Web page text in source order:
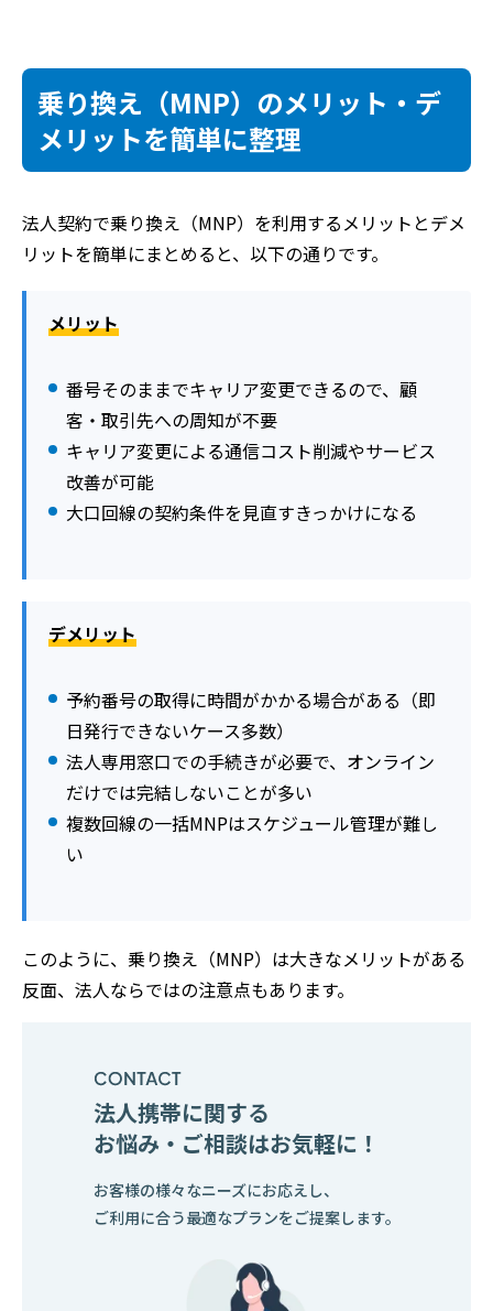
乗り換え（MNP）のメリット・デ
メリットを簡単に整理
法人契約で乗り換え（MNP）を利用するメリットとデメ
リットを簡単にまとめると、以下の通りです。
メリット
番号そのままでキャリア変更できるので、顧
客・取引先への周知が不要
キャリア変更による通信コスト削減やサービス
改善が可能
大口回線の契約条件を見直すきっかけになる
デメリット
予約番号の取得に時間がかかる場合がある（即
日発行できないケース多数）
法人専用窓口での手続きが必要で、オンライン
だけでは完結しないことが多い
複数回線の一括MNPはスケジュール管理が難し
い
このように、乗り換え（MNP）は大きなメリットがある
反面、法人ならではの注意点もあります。
法人携帯に関する
お悩み・ご相談はお気軽に！
お客様の様々なニーズにお応えし、
ご利用に合う最適なプランをご提案します。